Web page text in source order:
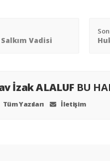
Vadisi
İzak ALALUF BU
Tüm Yazıları İletişim